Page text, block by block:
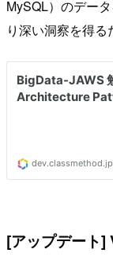
MySQL）のデー
り深い洞察を得
[アップデート]